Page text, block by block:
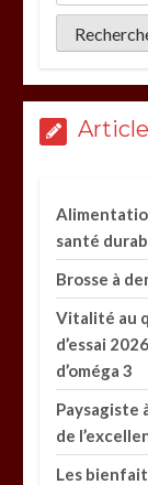
santé
Brosse à
Vitalité au
d’essai
d’oméga 3
Paysagiste
de
Les